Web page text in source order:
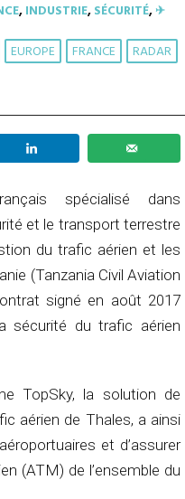
,INDUSTRIE,SÉCURITÉ,✈︎
EUROPE FRANCE
RADAR
spécialisé dans
et le transport terrestre
du trafic aérien et les
(Tanzania Civil Aviation
signé en août 2017
sécurité du trafic aérien
TopSky, la solution de
aérien de Thales, a ainsi
et d’assurer
(ATM) de l’ensemble du